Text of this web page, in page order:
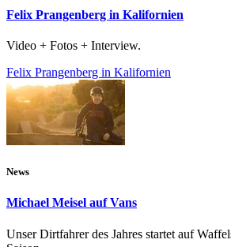
Felix Prangenberg in Kalifornien
Video + Fotos + Interview.
Felix Prangenberg in Kalifornien
News
Michael Meisel auf Vans
Unser Dirtfahrer des Jahres startet auf